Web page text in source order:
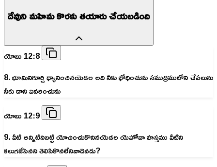
దేవుని మహిమ కొరకు తయారు చేయబడింది
యోబు 12:8
8. భూమినిగూర్చి ధ్యానించినయెడల అది నీకు భోధించును సముద్రములోని చేపలును
నీకు దాని వివరించును
యోబు 12:9
9. వీటి అన్నిటినిబట్టి యోచించుకొనినయెడల యెహోవా హస్తము వీటిని
కలుగజేసెనని తెలిసికొనలేనివాడెవడు?